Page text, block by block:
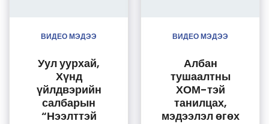
ВИДЕО МЭДЭЭ
Уул уурхай,
Хүнд
үйлдвэрийн
салбарын
“Нээлттэй
ВИДЕО МЭДЭЭ
Албан
тушаалтны
ХОМ-тэй
танилцах,
мэдээлэл өгөх